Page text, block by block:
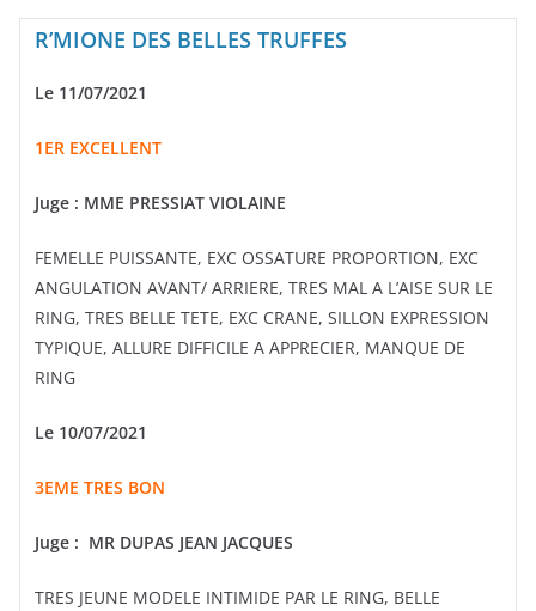
R’MIONE DES BELLES TRUFFES
Le 11/07/2021
1ER EXCELLENT
Juge : MME PRESSIAT VIOLAINE
FEMELLE PUISSANTE, EXC OSSATURE PROPORTION, EXC
ANGULATION AVANT/ ARRIERE, TRES MAL A L’AISE SUR LE
RING, TRES BELLE TETE, EXC CRANE, SILLON EXPRESSION
TYPIQUE, ALLURE DIFFICILE A APPRECIER, MANQUE DE
RING
Le 10/07/2021
3EME TRES BON
Juge : MR DUPAS JEAN JACQUES
TRES JEUNE MODELE INTIMIDE PAR LE RING, BELLE